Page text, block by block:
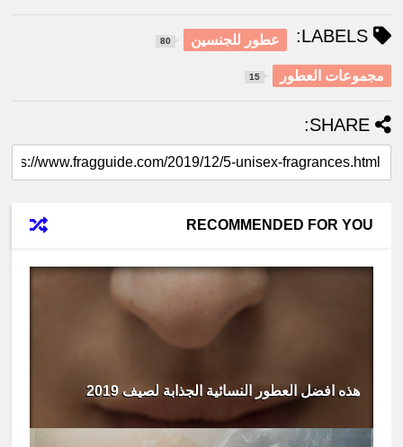
LABELS: عطور للجنسين 80
مجموعات العطور 15
SHARE:
RECOMMENDED FOR YOU
هذه افضل العطور النسائية الجذابة لصيف 2019